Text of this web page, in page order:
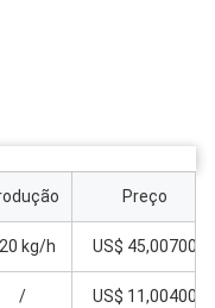
Preço
kg/h US$ 45,00700
/ US$ 11,00400